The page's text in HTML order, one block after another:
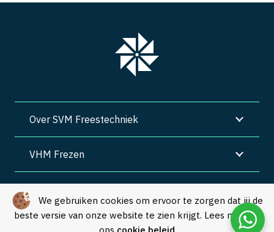
We gebruiken cookies om ervoor te zorgen dat jij de
beste versie van onze website te zien krijgt. Lees meer in
Over SVM Freestechniek
VHM Frezen
Algemene voorwaarden | Privacy